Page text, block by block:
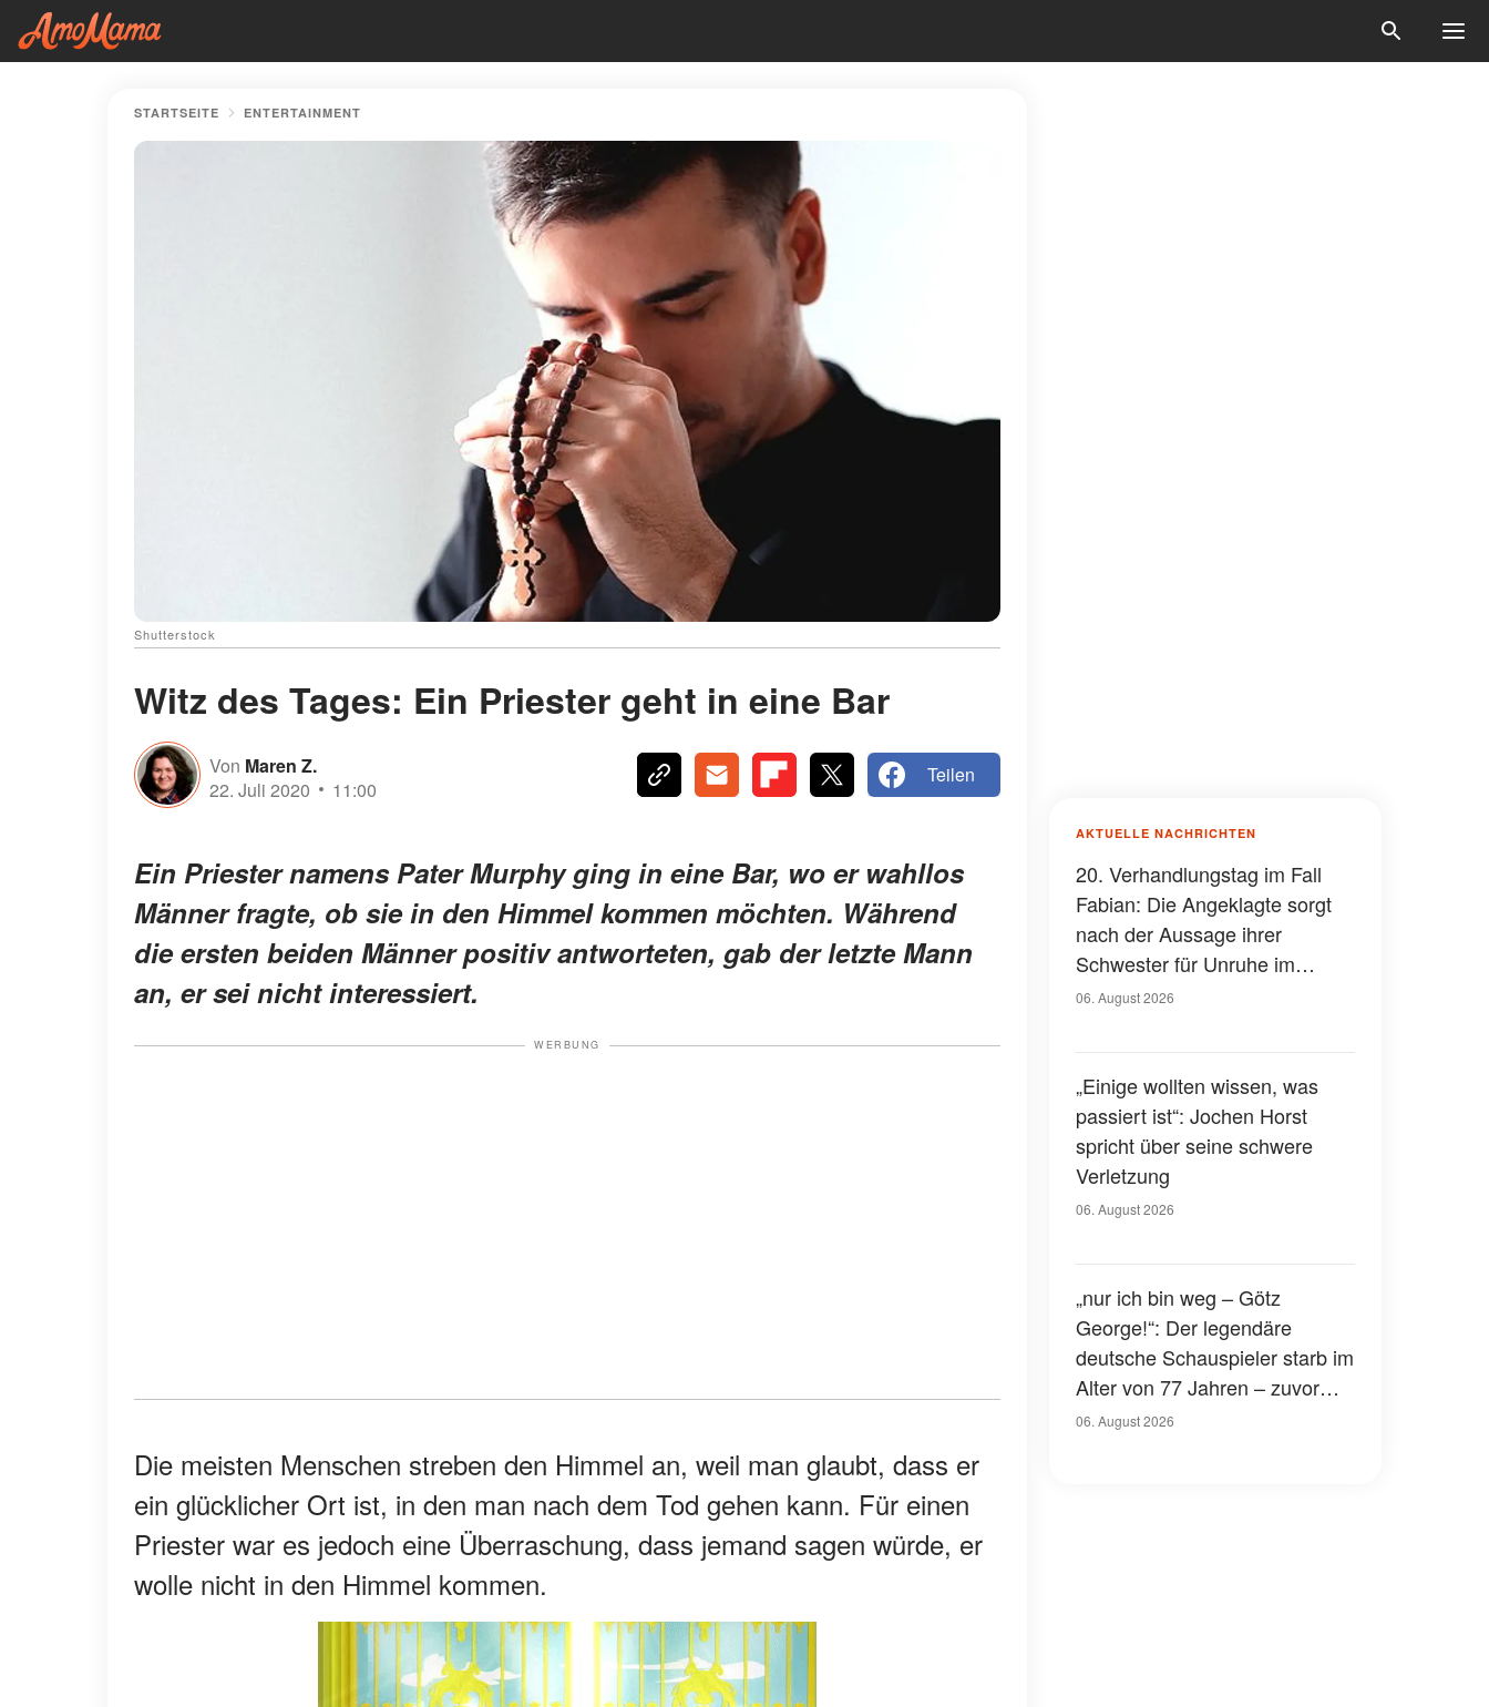
STARTSEITE ENTERTAINMENT
Shutterstock
Witz des Tages: Ein Priester geht in eine Bar
Von Maren Z.
22. Juli 2020
11:00
Teilen
Ein Priester namens Pater Murphy ging in eine Bar, wo er wahllos
Männer fragte, ob sie in den Himmel kommen möchten. Während
die ersten beiden Männer positiv antworteten, gab der letzte Mann
an, er sei nicht interessiert.
WERBUNG
Die meisten Menschen streben den Himmel an, weil man glaubt, dass er
ein glücklicher Ort ist, in den man nach dem Tod gehen kann. Für einen
Priester war es jedoch eine Überraschung, dass jemand sagen würde, er
wolle nicht in den Himmel kommen.
AKTUELLE NACHRICHTEN
20. Verhandlungstag im Fall
Fabian: Die Angeklagte sorgt
nach der Aussage ihrer
Schwester für Unruhe im
Gerichtssaal – was ist
06. August 2026
„Einige wollten wissen, was
passiert ist“: Jochen Horst
spricht über seine schwere
Verletzung
06. August 2026
„nur ich bin weg – Götz
George!“: Der legendäre
deutsche Schauspieler starb im
Alter von 77 Jahren – zuvor
hatte er über seinen eigenen
06. August 2026